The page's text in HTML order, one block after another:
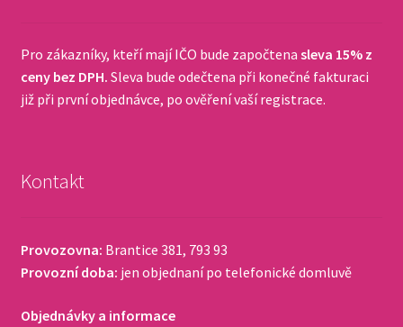
Pro zákazníky, kteří mají IČO bude započtena sleva 15% z
ceny bez DPH. Sleva bude odečtena při konečné fakturaci
již při první objednávce, po ověření vaší registrace.
Kontakt
Provozovna: Brantice 381, 793 93
Provozní doba: jen objednaní po telefonické domluvě
Objednávky a informace